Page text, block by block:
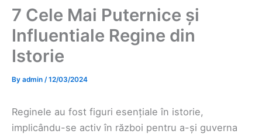
7 Cele Mai Puternice și
Influentiale Regine din
Istorie
By admin /12/03/2024
Reginele au fost figuri esențiale în istorie,
implicându-se activ în război pentru a-și guverna